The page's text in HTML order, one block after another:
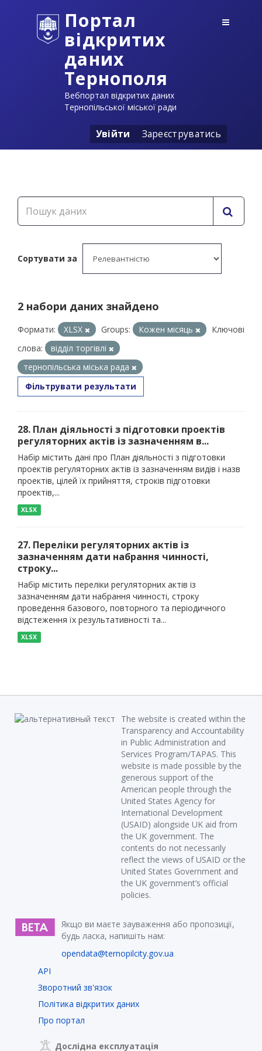
Портал
відкритих
даних
Тернополя
Вебпортал відкритих даних
Тернопільської міської ради
Увійти Зареєструватись
Сортувати за
2 набори даних знайдено
Формати: XLSX Groups: Кожен місяць
Ключові
слова:
відділ торгівлі
тернопільська міська рада
Фільтрувати результати
28. План діяльності з підготовки проектів
регуляторних актів із зазначенням в...
Набір містить дані про План діяльності з підготовки
проектів регуляторних актів із зазначенням видів і назв
проектів, цілей їх прийняття, строків підготовки
проектів,...
XLSX
27. Переліки регуляторних актів із
зазначенням дати набрання чинності,
строку...
Набір містить переліки регуляторних актів із
зазначенням дати набрання чинності, строку
проведення базового, повторного та періодичного
відстеження їх результативності та...
XLSX
The website is created within the
Transparency and Accountability
in Public Administration and
Services Program/TAPAS. This
website is made possible by the
generous support of the
American people through the
United States Agency for
International Development
(USAID) alongside UK aid from
the UK government. The
contents do not necessarily
reflect the views of USAID or the
United States Government and
the UK government’s official
policies.
Якщо ви маєте зауваження або пропозиції,
будь ласка, напишіть нам:
opendata@ternopilcity.gov.ua
API
Зворотний зв'язок
Політика відкритих даних
Про портал
Дослідна експлуатація